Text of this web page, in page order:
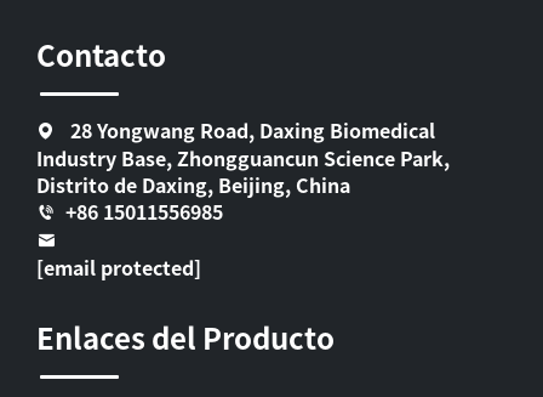
Contacto
28 Yongwang Road, Daxing Biomedical
Industry Base, Zhongguancun Science Park,
Distrito de Daxing, Beijing, China
+86 15011556985
[email protected]
Enlaces del Producto